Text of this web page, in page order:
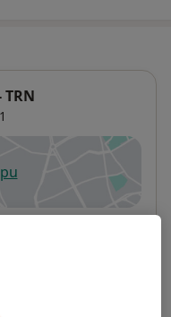
v nové záložce